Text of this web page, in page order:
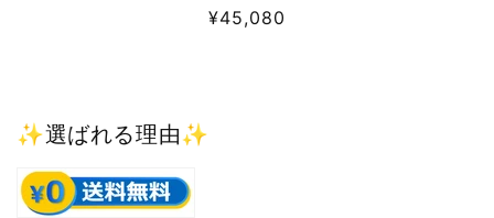
通
¥45,080
✨選ばれる理由✨